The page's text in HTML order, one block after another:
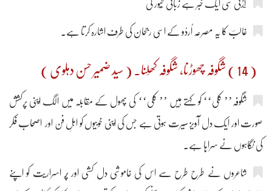
غالبؔ کا یہ مصرعہ اُردُو کے اسی رجحان کی طرف اشارہ کرتا ہے۔
( 14 ) شگوفہ چھوڑنا، شگوفہ کھِلنا۔ ( سید ضمیر حسن دہلوی )
شگوفہ’’ کلی‘‘ کو کہتے ہیں ’’ کلی‘‘ کی پھول کے مقابلہ میں الگ اپنی پرکشش
صورت اور ایک دل آویز سیرت ہوتی ہے جس کی اپنی خوبیوں کو اہلِ فن اور اصحاب فکر
کی نگاہوں نے سراہا ہے۔
شاعروں نے طرح طرح سے اس کی خاموشی دل کشی اور پُر اسراریت کو اپنے